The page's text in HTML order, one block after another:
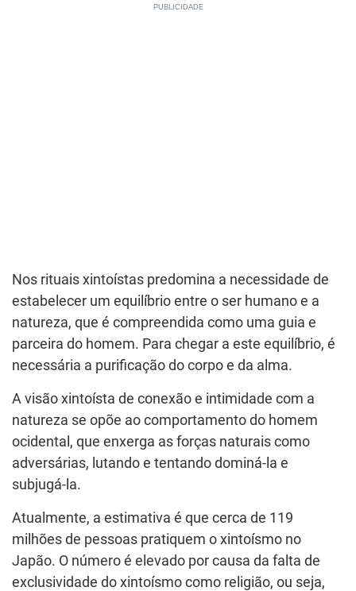
Nos rituais xintoístas predomina a necessidade de
estabelecer um equilíbrio entre o ser humano e a
natureza, que é compreendida como uma guia e
parceira do homem. Para chegar a este equilíbrio, é
necessária a purificação do corpo e da alma.
A visão xintoísta de conexão e intimidade com a
natureza se opõe ao comportamento do homem
ocidental, que enxerga as forças naturais como
adversárias, lutando e tentando dominá-la e
subjugá-la.
Atualmente, a estimativa é que cerca de 119
milhões de pessoas pratiquem o xintoísmo no
Japão. O número é elevado por causa da falta de
exclusividade do xintoísmo como religião, ou seja,